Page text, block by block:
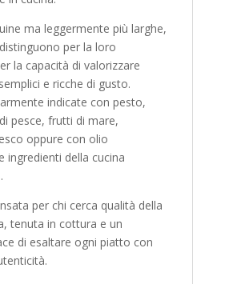
ma leggermente più larghe,
per la loro
la capacità di valorizzare
e ricche di gusto.
indicate con pesto,
pesce, frutti di mare,
oppure con olio
ingredienti della cucina
per chi cerca qualità della
tenuta in cottura e un
di esaltare ogni piatto con